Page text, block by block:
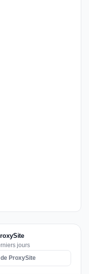
jours
ProxySite